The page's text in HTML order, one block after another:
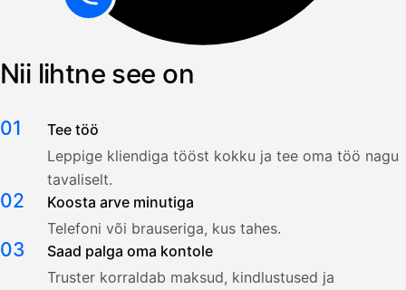
Nii lihtne see on
01
Tee töö
Leppige kliendiga tööst kokku ja tee oma töö nagu
tavaliselt.
02
Koosta arve minutiga
Telefoni või brauseriga, kus tahes.
03
Saad palga oma kontole
Truster korraldab maksud, kindlustused ja